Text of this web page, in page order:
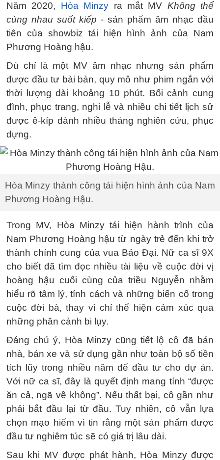
Năm 2020, Hòa Minzy ra mắt MV Không thể
cùng nhau suốt kiếp - sản phẩm âm nhạc đầu
tiên của showbiz tái hiện hình ảnh của Nam
Phương Hoàng hậu.
Dù chỉ là một MV âm nhạc nhưng sản phẩm
được đầu tư bài bản, quy mô như phim ngắn với
thời lượng dài khoảng 10 phút. Bối cảnh cung
đình, phục trang, nghi lễ và nhiều chi tiết lịch sử
được ê-kíp dành nhiều tháng nghiên cứu, phục
dựng.
Hòa Minzy thành công tái hiện hình ảnh của Nam
Phương Hoàng Hậu.
Trong MV, Hòa Minzy tái hiện hành trình của
Nam Phương Hoàng hậu từ ngày trẻ đến khi trở
thành chính cung của vua Bảo Đại. Nữ ca sĩ 9X
cho biết đã tìm đọc nhiều tài liệu về cuộc đời vị
hoàng hậu cuối cùng của triều Nguyễn nhằm
hiểu rõ tâm lý, tính cách và những biến cố trong
cuộc đời bà, thay vì chỉ thể hiện cảm xúc qua
những phân cảnh bi lụy.
Đáng chú ý, Hòa Minzy cũng tiết lộ cô đã bán
nhà, bán xe và sử dụng gần như toàn bộ số tiền
tích lũy trong nhiều năm để đầu tư cho dự án.
Với nữ ca sĩ, đây là quyết định mang tính “được
ăn cả, ngã về không”. Nếu thất bại, cô gần như
phải bắt đầu lại từ đầu. Tuy nhiên, cô vẫn lựa
chọn mạo hiểm vì tin rằng một sản phẩm được
đầu tư nghiêm túc sẽ có giá trị lâu dài.
Sau khi MV được phát hành, Hòa Minzy được